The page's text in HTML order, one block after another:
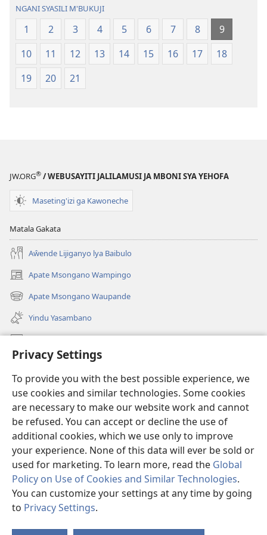
Privacy Settings
To provide you with the best possible experience, we
use cookies and similar technologies. Some cookies
are necessary to make our website work and cannot
be refused. You can accept or decline the use of
additional cookies, which we use only to improve
your experience. None of this data will ever be sold or
used for marketing. To learn more, read the Global
Policy on Use of Cookies and Similar Technologies.
You can customize your settings at any time by going
to Privacy Settings.
(Jelinganyesoni
mu
2013)
mu
2013)
NGANI SYASILI M'BUKUJI
1 2 3 4 5 6 7 8
9
10
11 12 13 14 15 16 17
18
19
20 21
JW.ORG® / WEBUSAYITI JALILAMUSI JA MBONI SYA YEHOFA
Maseting'izi ga Kawoneche
Matala Gakata
Aŵende Lijiganyo lya Baibulo
Apate Msongano Wampingo
(awugule
liwindo
line)
Apate Msongano Waupande
(awugule
liwindo
line)
Yindu Yasambano
Mafidiyo
Kuwungunya pa JW.ORG
Ngani Syakwayana ni Malamusi
Yakupeleka
(awugule
liwindo
line)
LAIBULALE JA PA INTENETI ja Watchtower
(awugule
liwindo
line)
®
(awugule
liwindo
line)